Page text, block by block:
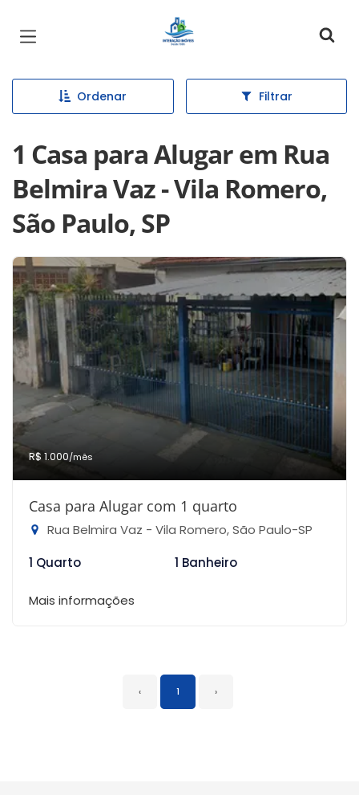
Página inicial
Ordenar Filtrar
1 Casa para Alugar em Rua
Belmira Vaz - Vila Romero,
São Paulo, SP
R$ 1.000/mês
Casa para Alugar com 1 quarto
Rua Belmira Vaz - Vila Romero, São Paulo-SP
1 Quarto
1 Banheiro
Mais informações
‹ 1 ›